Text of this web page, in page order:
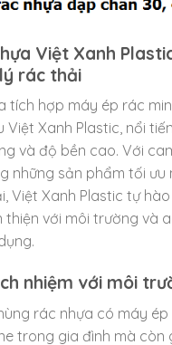
Việt Xanh
rác thải
tích hợp máy ép rác
Việt Xanh Plastic, nổi
và độ bền cao. Với
những sản phẩm tối ưu
Việt Xanh Plastic tự
thiện với môi trường và
nhiệm với môi
rác nhựa có máy ép
trong gia đình mà còn